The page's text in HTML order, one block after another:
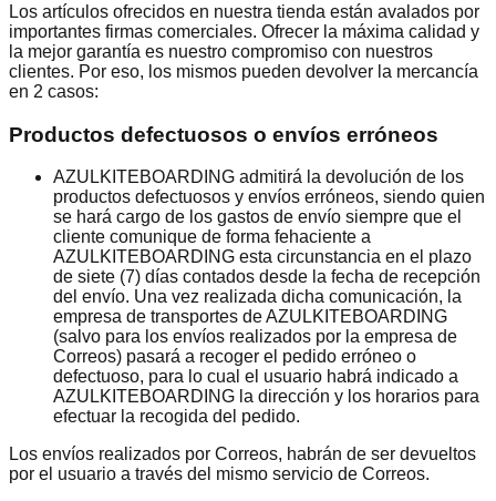
Los artículos ofrecidos en nuestra tienda están avalados por
importantes firmas comerciales. Ofrecer la máxima calidad y
la mejor garantía es nuestro compromiso con nuestros
clientes. Por eso, los mismos pueden devolver la mercancía
en 2 casos:
Productos defectuosos o envíos erróneos
AZULKITEBOARDING admitirá la devolución de los
productos defectuosos y envíos erróneos, siendo quien
se hará cargo de los gastos de envío siempre que el
cliente comunique de forma fehaciente a
AZULKITEBOARDING esta circunstancia en el plazo
de siete (7) días contados desde la fecha de recepción
del envío. Una vez realizada dicha comunicación, la
empresa de transportes de AZULKITEBOARDING
(salvo para los envíos realizados por la empresa de
Correos) pasará a recoger el pedido erróneo o
defectuoso, para lo cual el usuario habrá indicado a
AZULKITEBOARDING la dirección y los horarios para
efectuar la recogida del pedido.
Los envíos realizados por Correos, habrán de ser devueltos
por el usuario a través del mismo servicio de Correos.